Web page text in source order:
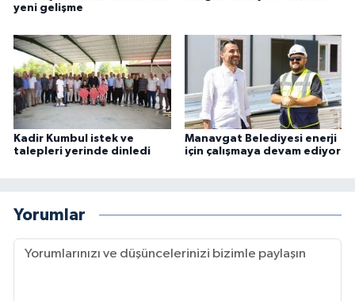
yeni gelişme
Kadir Kumbul istek ve
talepleri yerinde dinledi
Manavgat Belediyesi enerji
için çalışmaya devam ediyor
Yorumlar